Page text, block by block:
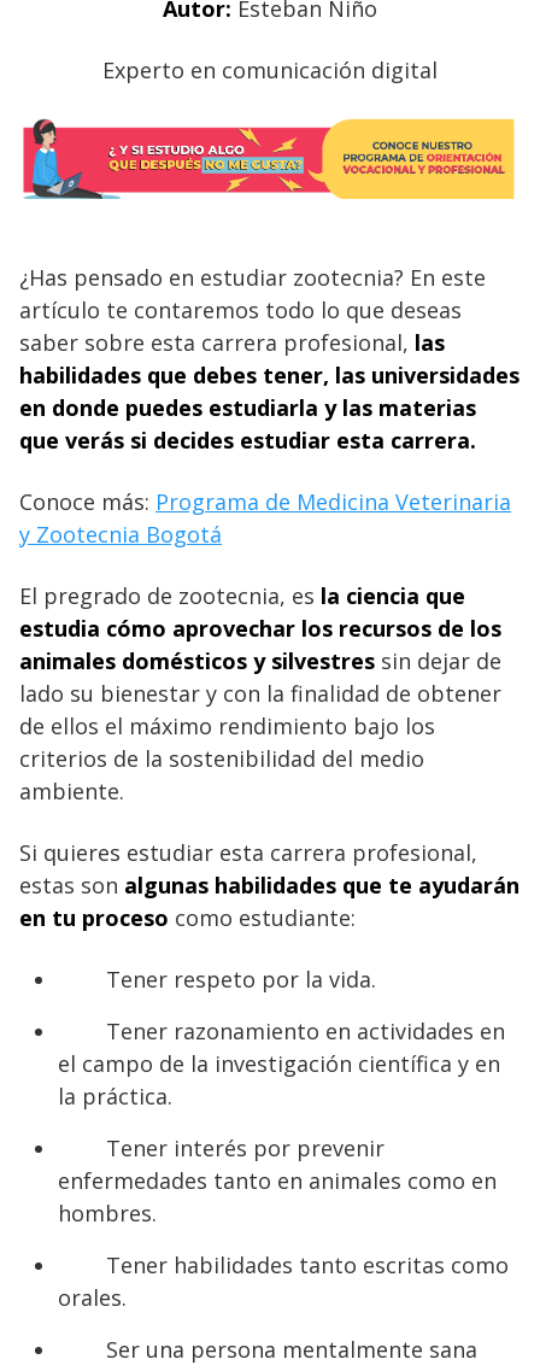
Autor: Esteban Niño
Experto en comunicación digital
¿Has pensado en estudiar zootecnia? En este
artículo te contaremos todo lo que deseas
saber sobre esta carrera profesional, las
habilidades que debes tener, las universidades
en donde puedes estudiarla y las materias
que verás si decides estudiar esta carrera.
Conoce más: Programa de Medicina Veterinaria
y Zootecnia Bogotá
El pregrado de zootecnia, es la ciencia que
estudia cómo aprovechar los recursos de los
animales domésticos y silvestres sin dejar de
lado su bienestar y con la finalidad de obtener
de ellos el máximo rendimiento bajo los
criterios de la sostenibilidad del medio
ambiente.
Si quieres estudiar esta carrera profesional,
estas son algunas habilidades que te ayudarán
en tu proceso como estudiante:
Tener respeto por la vida.
Tener razonamiento en actividades en
el campo de la investigación científica y en
la práctica.
Tener interés por prevenir
enfermedades tanto en animales como en
hombres.
Tener habilidades tanto escritas como
orales.
Ser una persona mentalmente sana